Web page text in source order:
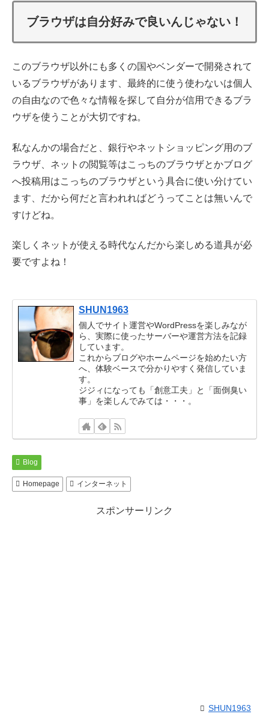
ブラウザは自分好みで良いんじゃない！
このブラウザ以外にも多くの国やベンダーで開発されて
いるブラウザがあります、最終的に使う使わないは個人
の自由なので色々な情報を探して自分が信用できるブラ
ウザを使うことが大切ですね。
私なんかの場合だと、銀行やネットショッピング用のブ
ラウザ、ネットの閲覧等はこっちのブラウザとかブログ
へ投稿用はこっちのブラウザという具合に使い分けてい
ます、だから何だと言われればどうってことは無いんで
すけどね。
楽しくネットが使える時代なんだから楽しめる道具が必
要ですよね！
SHUN1963
個人でサイト運営やWordPressを楽しみなが
ら、実際に使ったサーバーや運営方法を記録
しています。
これからブログやホームページを始めたい方
へ、体験ベースで分かりやすく発信していま
す。
ジジィになっても「創意工夫」と「面倒臭い
事」を楽しんでみては・・・。
Blog
Homepage インターネット
スポンサーリンク
SHUN1963